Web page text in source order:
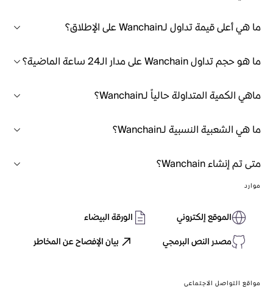
ما هي أعلى قيمة تداول لـWanchain على الإطلاق؟
ما هو حجم تداول Wanchain على مدار الـ24 ساعة الماضية؟
ماهي الكمية المتداولة حالياً لـWanchain؟
ما هي الشعبية النسبية لـWanchain؟
متى تم إنشاء Wanchain؟
موارد
الموقع إلكتروني
الورقة البيضاء
مصدر النص البرمجي
بيان الإفصاح عن المخاطر
مواقع التواصل الاجتماعي